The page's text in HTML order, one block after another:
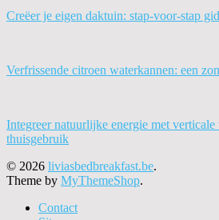
Creëer je eigen daktuin: stap-voor-stap
Verfrissende citroen waterkannen: een
Integreer natuurlijke energie met
thuisgebruik
© 2026 liviasbedbreakfast.be.
Theme by MyThemeShop.
Contact